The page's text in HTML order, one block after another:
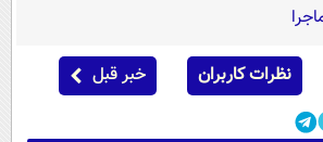
نظرات کاربران خبر قبل